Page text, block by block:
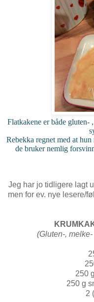
Flatkakene er både gluten-
Rebekka regnet med at
de bruker nemlig
Jeg har jo tidligere lagt
men for ev. nye lesere/
(Gluten-,
250
250 g
2